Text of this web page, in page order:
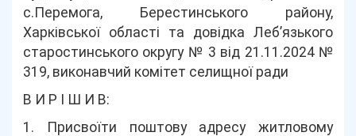
с.Перемога, Берестинського району,
Харківської області та довідка Леб’язького
старостинського округу № 3 від 21.11.2024 №
319, виконавчий комітет селищної ради
В И Р І Ш И В:
1. Присвоїти поштову адресу житловому